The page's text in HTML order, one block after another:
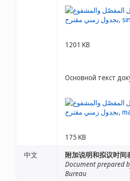
1201 KB
Основной текст
175 KB
中文
附加说明和拟议时间
Document prepared
Bureau